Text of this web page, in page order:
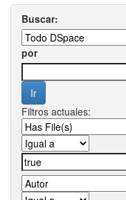
Buscar:
por
Filtros actuales: